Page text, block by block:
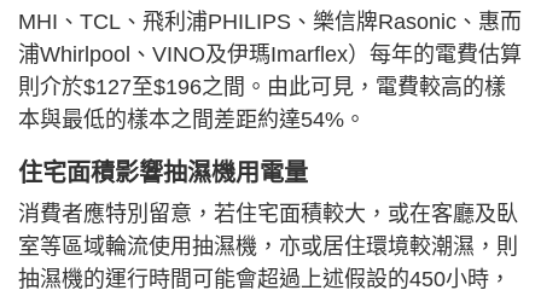
MHI、TCL、飛利浦PHILIPS、樂信牌Rasonic、惠而
浦Whirlpool、VINO及伊瑪Imarflex）每年的電費估算
則介於$127至$196之間。由此可見，電費較高的樣
本與最低的樣本之間差距約達54%。
住宅面積影響抽濕機用電量
消費者應特別留意，若住宅面積較大，或在客廳及臥
室等區域輪流使用抽濕機，亦或居住環境較潮濕，則
抽濕機的運行時間可能會超過上述假設的450小時，